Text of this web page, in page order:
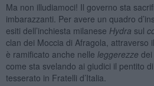
Ma non illudiamoci! Il governo sta
imbarazzanti. Per avere un quadro
esiti dell’inchiesta milanese Hydra sul
clan dei Moccia di Afragola, attraverso
è ramificato anche nelle leggerezze dei
come sta svelando ai giudici il pentito
tesserato in Fratelli d’Italia.